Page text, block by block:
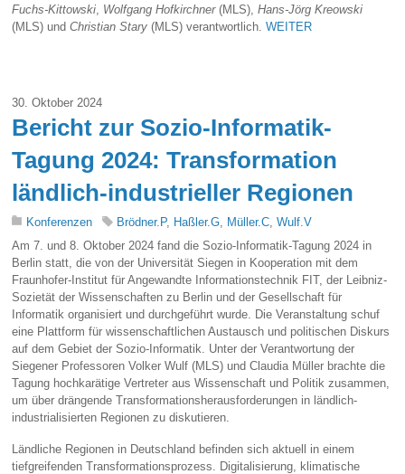
Fuchs-Kittowski Wolfgang Hofkirchner(MLS),Hans-Jörg Kreowski
(MLS) undChristian Stary (MLS) verantwortlich.WEITER
30. Oktober 2024
Bericht zur Sozio-Informatik-
Tagung 2024: Transformation
ländlich-industrieller Regionen
Konferenzen Brödner.P, Haßler.G, Müller.C,Wulf.V
Am 7. und 8. Oktober 2024 fand die Sozio-Informatik-Tagung 2024 in
Berlin statt, die von der Universität Siegen in Kooperation mit dem
Fraunhofer-Institut für Angewandte Informationstechnik FIT, der Leibniz-
Sozietät der Wissenschaften zu Berlin und der Gesellschaft für
Informatik organisiert und durchgeführt wurde. Die Veranstaltung schuf
eine Plattform für wissenschaftlichen Austausch und politischen Diskurs
auf dem Gebiet der Sozio-Informatik. Unter der Verantwortung der
Siegener Professoren Volker Wulf (MLS) und Claudia Müller brachte die
Tagung hochkarätige Vertreter aus Wissenschaft und Politik zusammen,
um über drängende Transformationsherausforderungen in ländlich-
industrialisierten Regionen zu diskutieren.
Ländliche Regionen in Deutschland befinden sich aktuell in einem
tiefgreifenden Transformationsprozess. Digitalisierung, klimatische